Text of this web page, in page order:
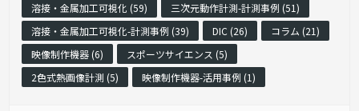
溶接・金属加工可視化 (59)
三次元動作計測-計測事例 (51)
溶接・金属加工可視化-計測事例 (39)
DIC (26)
コラム (21)
映像制作機器 (6)
スポーツサイエンス (5)
2色式熱画像計測 (5)
映像制作機器-活用事例 (1)